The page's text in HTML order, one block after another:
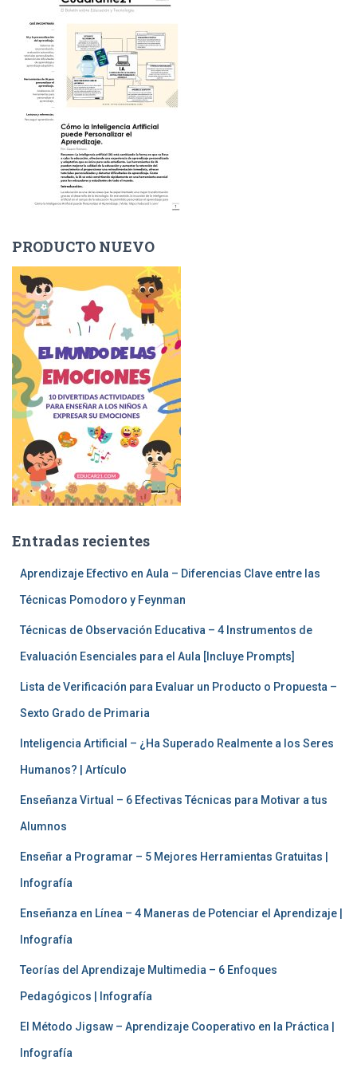
PRODUCTO NUEVO
Entradas recientes
Aprendizaje Efectivo en Aula – Diferencias Clave entre las
Técnicas Pomodoro y Feynman
Técnicas de Observación Educativa – 4 Instrumentos de
Evaluación Esenciales para el Aula [Incluye Prompts]
Lista de Verificación para Evaluar un Producto o Propuesta –
Sexto Grado de Primaria
Inteligencia Artificial – ¿Ha Superado Realmente a los Seres
Humanos? | Artículo
Enseñanza Virtual – 6 Efectivas Técnicas para Motivar a tus
Alumnos
Enseñar a Programar – 5 Mejores Herramientas Gratuitas |
Infografía
Enseñanza en Línea – 4 Maneras de Potenciar el Aprendizaje |
Infografía
Teorías del Aprendizaje Multimedia – 6 Enfoques
Pedagógicos | Infografía
El Método Jigsaw – Aprendizaje Cooperativo en la Práctica |
Infografía